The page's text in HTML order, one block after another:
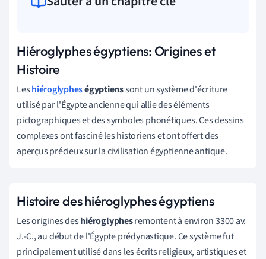
Hiéroglyphes égyptiens: Origines et
Histoire
Leshiéroglypheségyptienssont un système d'écriture
utilisé par l'Égypte ancienne qui allie des éléments
pictographiques et des symboles phonétiques. Ces dessins
complexes ont fasciné les historiens et ont offert des
aperçus précieux sur la civilisation égyptienne antique.
Histoire des hiéroglyphes égyptiens
Les origines deshiéroglyphesremontent à environ 3300 av.
J.-C., au début de l'Égypte prédynastique. Ce système fut
principalement utilisé dans les écrits religieux, artistiques et